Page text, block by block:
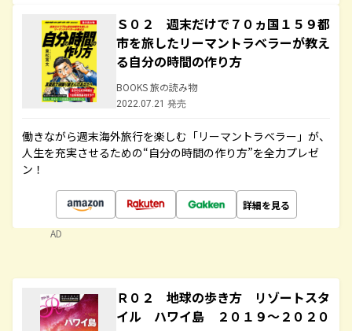
Ｓ０２ 週末だけで７０ヵ国１５９都
市を旅したリーマントラベラーが教え
る自分の時間の作り方
BOOKS 旅の読み物
2022.07.21 発売
働きながら週末海外旅行を楽しむ「リーマントラベラー」が、
人生を充実させるための“自分の時間の作り方”を全力プレゼ
ン！
詳細を見る
AD
Ｒ０２ 地球の歩き方 リゾートスタ
イル ハワイ島 ２０１９～２０２０